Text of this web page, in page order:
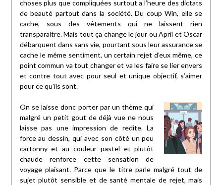
choses plus que compliquées surtout a l’heure des dictats
de beauté partout dans la société. Du coup Win, elle se
cache, sous des vêtements qui ne laissent rien
transparaitre. Mais tout ça change le jour ou April et Oscar
débarquent dans sans vie, pourtant sous leur assurance se
cache le même sentiment, un certain rejet d’eux même, ce
point commun va tout changer et va les faire se lier envers
et contre tout avec pour seul et unique objectif, s’aimer
pour ce qu’ils sont.
On se laisse donc porter par un thème qui
malgré un petit gout de déjà vue ne nous
laisse pas une impression de redite. La
force au dessin, qui avec son côté un peu
cartonny et au couleur pastel et plutôt
chaude renforce cette sensation de
voyage plaisant. Parce que le titre parle malgré tout de
sujet plutôt sensible et de santé mentale de rejet, mais